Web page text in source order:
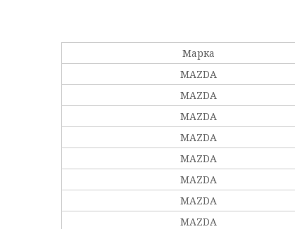
Марка
MAZDA
MAZDA
MAZDA
MAZDA
MAZDA
MAZDA
MAZDA
MAZDA